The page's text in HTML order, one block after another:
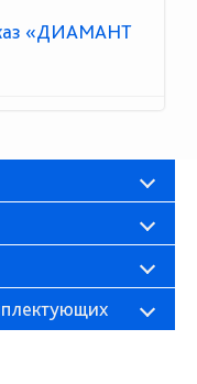
«ДИАМАНТ